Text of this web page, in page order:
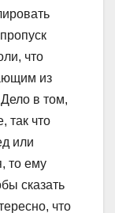
что
из
в том,
так что
или
то ему
сказать
что